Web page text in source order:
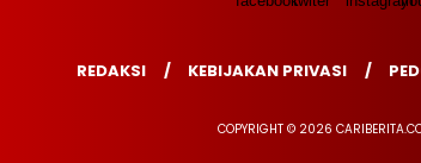
REDAKSI KEBIJAKAN PRIVASI
COPYRIGHT © 2026